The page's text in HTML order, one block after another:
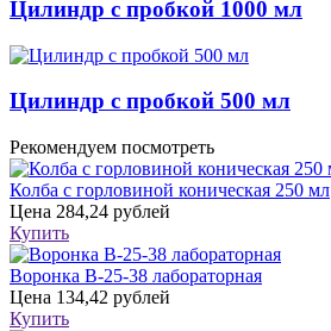
Цилиндр с пробкой 1000 мл
Цилиндр с пробкой 500 мл
Рекомендуем посмотреть
Колба с горловиной коническая 250 мл
Цена 284,24 рублей
Купить
Воронка В-25-38 лабораторная
Цена 134,42 рублей
Купить